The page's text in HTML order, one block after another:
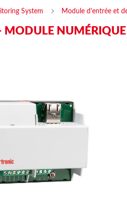
System Module d'entrée et
MODULE NUMÉRIQUE